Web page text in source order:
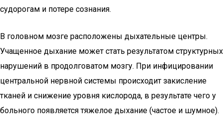
судорогам и потере сознания.
В головном мозге расположены дыхательные центры.
Учащенное дыхание может стать результатом структурных
нарушений в продолговатом мозгу. При инфицировании
центральной нервной системы происходит закисление
тканей и снижение уровня кислорода, в результате чего у
больного появляется тяжелое дыхание (частое и шумное).